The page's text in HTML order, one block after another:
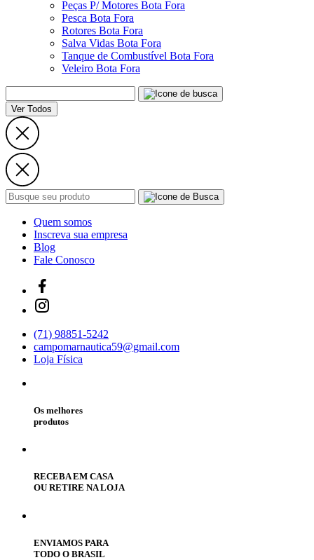
Peças P/ Motores Bota Fora
Pesca Bota Fora
Rotores Bota Fora
Salva Vidas Bota Fora
Tanque de Combustível Bota Fora
Veleiro Bota Fora
Ver Todos
Quem somos
Inscreva sua empresa
Blog
Fale Conosco
(71) 98851-5242
campomarnautica59@gmail.com
Loja Física
Os melhores
produtos
RECEBA EM CASA
OU RETIRE NA LOJA
ENVIAMOS PARA
TODO O BRASIL